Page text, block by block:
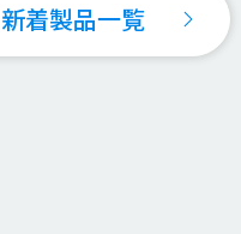
新着製品一覧